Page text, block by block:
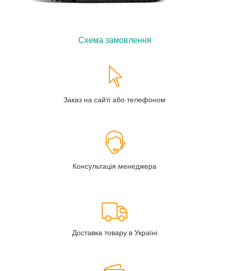
Схема замовлення
Заказ на сайті або телефоном
Консультація менеджера
Доставка товару в Україні